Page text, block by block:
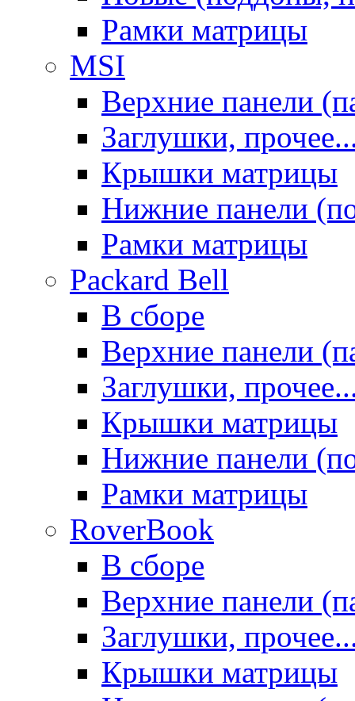
Рамки матрицы
MSI
Верхние панели
Заглушки,
Крышки матрицы
Нижние панели
Рамки матрицы
Packard Bell
В сборе
Верхние панели
Заглушки,
Крышки матрицы
Нижние панели
Рамки матрицы
RoverBook
В сборе
Верхние панели
Заглушки,
Крышки матрицы